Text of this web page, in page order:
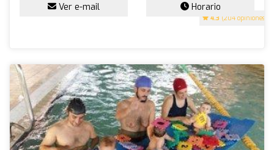
4.3 (204 opiniones)
Ver e-mail Horario